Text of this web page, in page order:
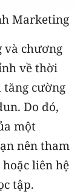
Marketing
và chương
về thời
cường
Do đó,
một
nên tham
liên hệ
tập.